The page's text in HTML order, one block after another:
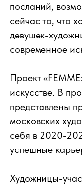
посланий,
сейчас то, что
девушек-
современное
Проект
искусстве. В
представлены
московских
себя в 2020-
успешные
Художницы-